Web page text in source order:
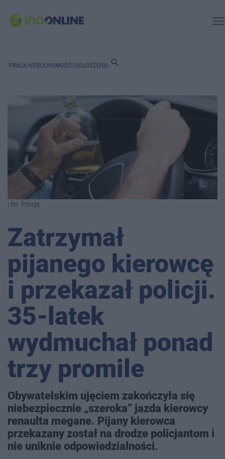
PRACA NIERUCHOMOŚCI OGŁOSZENIA search
| fot. Policja
Zatrzymał
pijanego kierowcę
i przekazał policji.
35-latek
wydmuchał ponad
trzy promile
Obywatelskim ujęciem zakończyła się
niebezpiecznie „szeroka” jazda kierowcy
renaulta megane. Pijany kierowca
przekazany został na drodze policjantom i
nie uniknie odpowiedzialności.